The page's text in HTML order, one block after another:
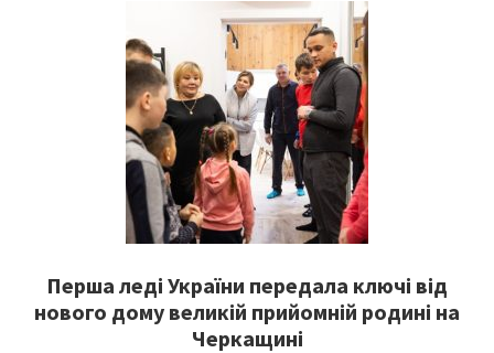
Перша леді України передала ключі від
нового дому великій прийомній родині на
Черкащині